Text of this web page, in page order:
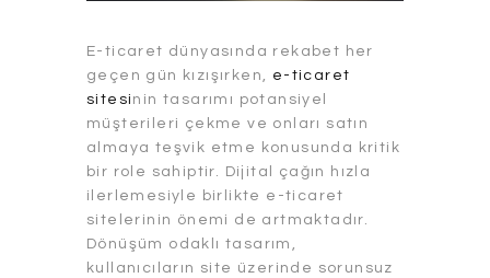
E-ticaret dünyasında rekabet her
geçen gün kızışırken, e-ticaret
sitesi nin tasarımı potansiyel
müşterileri çekme ve onları satın
almaya teşvik etme konusunda kritik
bir role sahiptir. Dijital çağın hızla
ilerlemesiyle birlikte e-ticaret
sitelerinin önemi de artmaktadır.
Dönüşüm odaklı tasarım,
kullanıcıların site üzerinde sorunsuz